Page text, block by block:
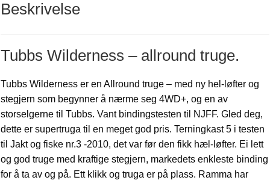
Beskrivelse
Tubbs Wilderness – allround truge.
Tubbs Wilderness er en Allround truge – med ny hel-løfter og
stegjern som begynner å nærme seg 4WD+, og en av
storselgerne til Tubbs. Vant bindingstesten til NJFF. Gled deg,
dette er supertruga til en meget god pris. Terningkast 5 i testen
til Jakt og fiske nr.3 -2010, det var før den fikk hæl-løfter. Ei lett
og god truge med kraftige stegjern, markedets enkleste binding
for å ta av og på. Ett klikk og truga er på plass. Ramma har